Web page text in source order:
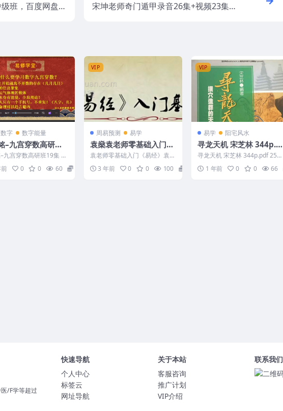
班，百度网盘下
宋坤老师奇门遁甲录音26集+视频23集，
字 数字能量
–九宫穿数高研班1
九宫穿数高研班19集 24
161001、第一节：...
0 0 60
VIP
周易预测 易学
袁燊袁老师零基础入门
《易经》42集视频课程
袁老师零基础入门《易经》袁燊
袁焱 零础基入门易经 全42讲视
频 课程介绍：本课...
3 年前 0 0 100
VIP
易学 阳宅风水
寻龙天机 宋芝林 344p.p
df
寻龙天机 宋芝林 344p.pdf 250
1 年前 0 0 66
/F学等超过
快速导航
个人中心
标签云
网址导航
关于本站
客服咨询
推广计划
VIP介绍
联系我们